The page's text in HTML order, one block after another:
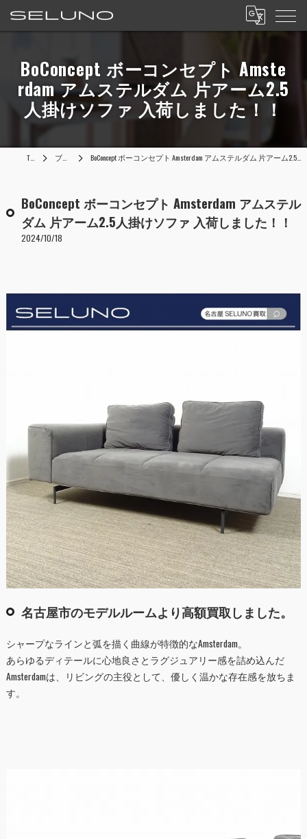
BoConcept ボーコンセプト Amste
rdam アムステルダム 片アーム2.5
人掛けソファ 入荷しました！！
TOP ブログ BoConcept ボーコンセプト Amsterdam アムステルダム 片アーム2.5人掛けソファ 入荷しました！！
BoConcept ボーコンセプト Amsterdam アムステル
ダム 片アーム2.5人掛けソファ 入荷しました！！
2024/10/18
名古屋市のモデルルームより高額買取しました。
シャープなラインと弧を描く曲線が特徴的なAmsterdam。
あらゆるディテールに心地良さとラグジュアリー感を詰め込んだ
Amsterdamは、リビングの主役として、優しく温かな存在感を放ちま
す。